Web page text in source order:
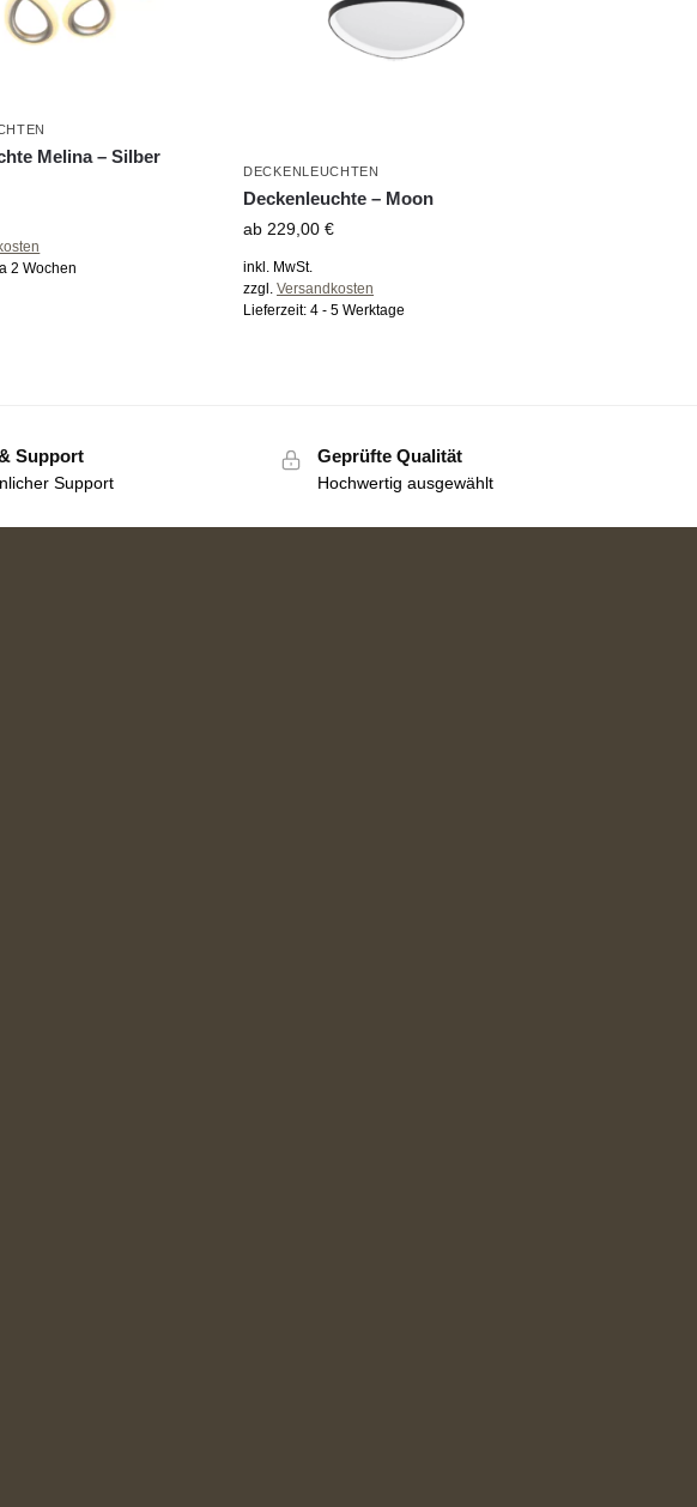
Melina – Silber
2 Wochen
DECKENLEUCHTEN
Deckenleuchte – Moon
ab229,00€
inkl. MwSt.
zzgl.Versandkosten
Lieferzeit:4 - 5 Werktage
Support
Support
Geprüfte Qualität
Hochwertig ausgewählt